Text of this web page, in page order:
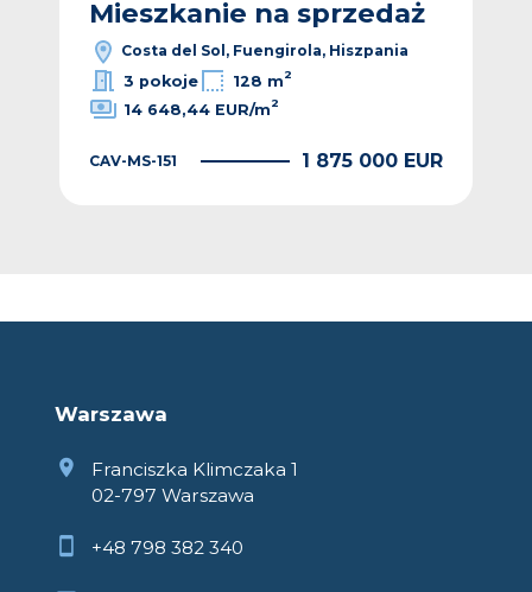
Mieszkanie na sprzedaż
Costa del Sol, Fuengirola, Hiszpania
3 pokoje
128 m2
14 648,44 EUR/m2
CAV-MS-151 1 875 000 EUR
Warszawa
Franciszka Klimczaka 1
02-797 Warszawa
+48 798 382 340